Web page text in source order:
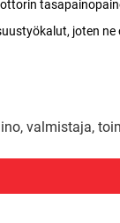
joten
valmistaja,